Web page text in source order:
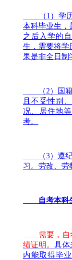
（1）学历
本科毕业生，
之后入学的
生，需要将学
果是非全日制
（2）国籍
且不受性别
况、居住地
考。
（3）遵纪
习。劳改、劳
自考本科
需要，
绩证明。具体
内能取得毕